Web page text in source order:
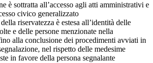
è sottratta all’accesso agli atti amministrativi e
civico generalizzato
riservatezza è estesa all’identità delle
e delle persone menzionate nella
alla conclusione dei procedimenti avviati in
nel rispetto delle medesime
in favore della persona segnalante